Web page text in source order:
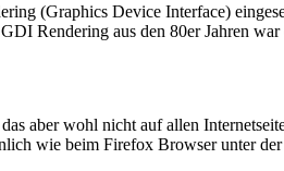
(Graphics Device Interface)
Rendering aus den 80er Jahren
aber wohl nicht auf allen
wie beim Firefox Browser unter der